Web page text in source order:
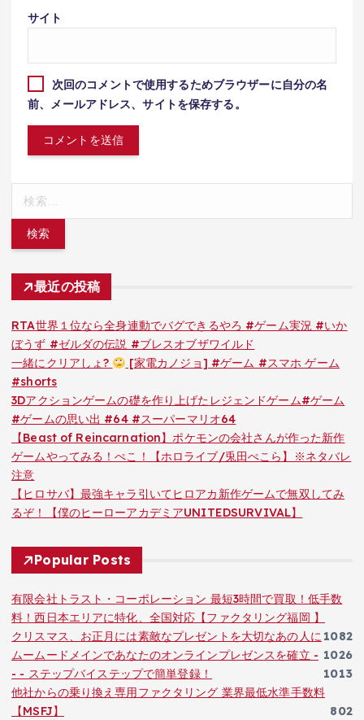
サイト
次回のコメントで使用するためブラウザーに自分の名
前、メールアドレス、サイトを保存する。
最近の投稿
RTA世界１位なら全身連動でバグできるやろ #ゲーム実況 #いか
ぼうず #ゼルダの伝説 #ブレスオブザワイルド
一緒にクリアしょ?
[家電カノジョ] #ゲーム #スマホ ゲーム
#shorts
3Dアクションゲームの礎を作り上げたレジェンドゲーム#ゲーム
#ゲームの思い出 #64 #スーパーマリオ64
【Beast of Reincarnation】ポケモンの会社さんが作った新作
ゲームやってみる！ぺこ！【ホロライブ/兎田ぺこら】※ネタバレ
注意
【ヒロサバ】最強キャラ引いてヒロアカ新作ゲームで無双してみ
るぞ！【僕のヒーローアカデミアUNITEDSURVIVAL】
Popular Posts
有限会社トラスト・コーポレーション 最短3時間で買取！低手数
料！西日本エリアに特化、全国対応【ファクタリング福岡 】
1082
クリスマス、お正月には素敵なプレゼントを大切なあの人に
1026
ムームードメインであなたのオンラインプレゼンスを確立 -
- - ステップバイステップで簡単登録！
1013
他社からの乗り換え専用ファクタリング 業界最低水準手数料
【MSFJ】
802